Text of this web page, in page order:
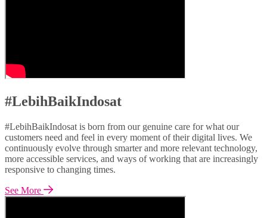
#LebihBaikIndosat
#LebihBaikIndosat is born from our genuine care for what our
customers need and feel in every moment of their digital lives. We
continuously evolve through smarter and more relevant technology,
more accessible services, and ways of working that are increasingly
responsive to changing times.
See More